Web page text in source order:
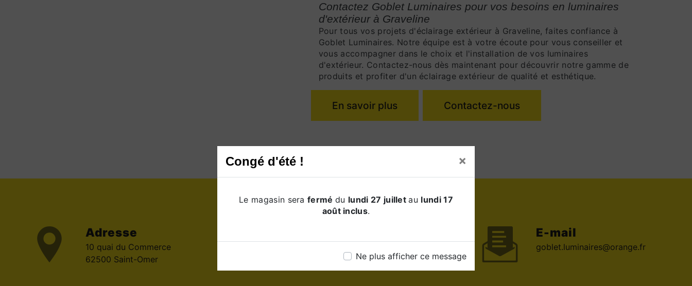
Congé d'été ! ×
Le magasin serafermédu lundi 27 juilletau lundi 17
août inclus.
Ne plus afficher ce message
Contactez Goblet Luminaires pour vos besoins en luminaires
d'extérieur à Graveline
Pour tous vos projets d'éclairage extérieur à Graveline, faites confiance à
Goblet Luminaires. Notre équipe est à votre écoute pour vous conseiller et
vous accompagner dans le choix et l'installation de vos luminaires
d'extérieur. Contactez-nous dès maintenant pour découvrir notre gamme de
produits et profiter d'un éclairage extérieur de qualité et esthétique.
En savoir plus Contactez-nous
Adresse
10 quai du Commerce
62500 Saint-Omer
E-mail
goblet.luminaires@orange.fr